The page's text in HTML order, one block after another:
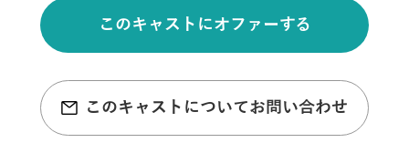
このキャストにオファーする
このキャストについてお問い合わせ